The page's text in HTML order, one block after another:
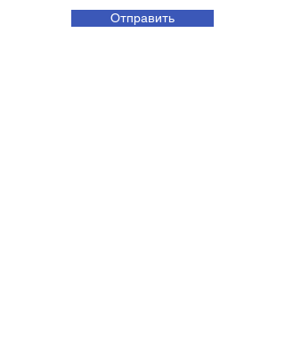
Отправить